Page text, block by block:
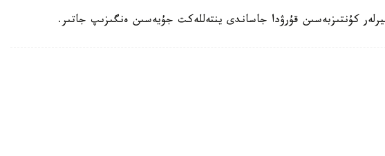
كۇنتىزبەسىن قۇرۋدا جاساندى ينتەللەكت جۇيەسىن ەنگىزىپ جاتىر.